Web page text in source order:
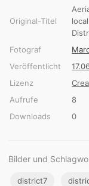
Original-Titel
Fotograf
Veröffentlicht
Lizenz
Aufrufe
8
Downloads
0
Bilder und
district7